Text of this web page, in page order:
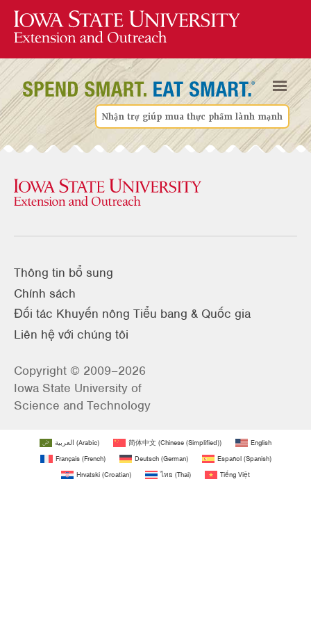
Nhận trợ giúp mua thực phẩm lành mạnh
Thông tin bổ sung
Chính sách
Đối tác Khuyến nông Tiểu bang & Quốc gia
Liên hệ với chúng tôi
Copyright © 2009–2026
Iowa State University of
Science and Technology
العربية (Arabic) 简体中文 (Chinese (Simplified))
English
Français(French) Deutsch(German) Español(Spanish)
Hrvatski (Croatian) ไทย (Thai) Tiếng Việt